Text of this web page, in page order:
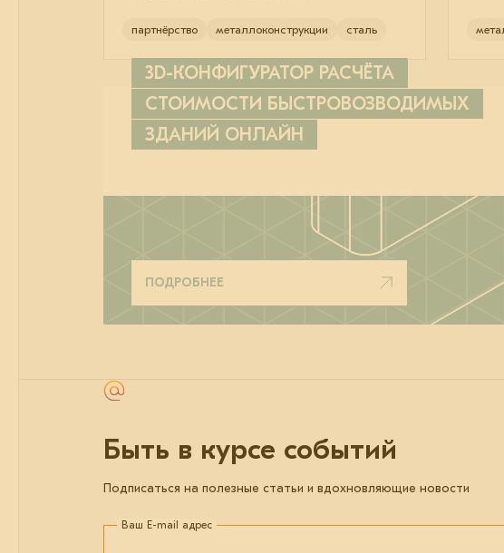
партнёрство металлоконструкции сталь
3D-КОНФИГУРАТОР РАСЧЁТА
СТОИМОСТИ БЫСТРОВОЗВОДИМЫХ
ЗДАНИЙ ОНЛАЙН
ПОДРОБНЕЕ
Быть в курсе событий
Подписаться на полезные статьи и вдохновляющие новости
Ваш E-mail адрес